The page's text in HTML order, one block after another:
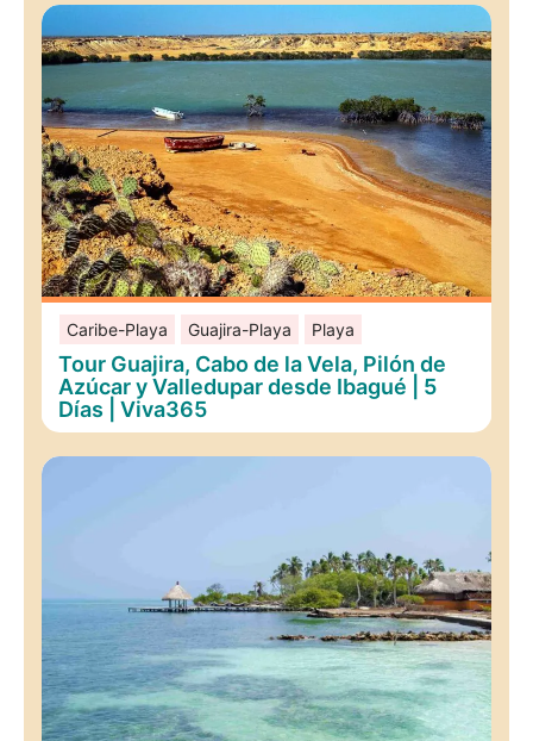
Caribe-Playa Guajira-Playa Playa
Tour Guajira, Cabo de la Vela, Pilón de
Azúcar y Valledupar desde Ibagué | 5
Días | Viva365